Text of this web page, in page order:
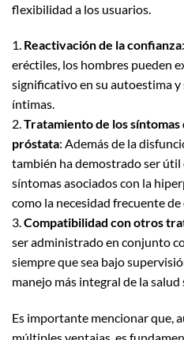
flexibilidad a los usuarios.
1. Reactivación de la confianza
eréctiles, los hombres pueden
significativo en su autoestima
íntimas.
2.Tratamiento de los síntomas
próstata: Además de la
también ha demostrado ser útil
síntomas asociados con la
como la necesidad frecuente de
3.Compatibilidad con otros
ser administrado en conjunto
siempre que sea bajo
manejo más integral de la salud
Es importante mencionar que,